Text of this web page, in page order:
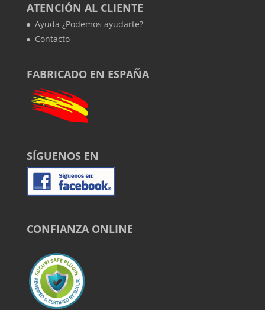
ATENCIÓN AL CLIENTE
Ayuda ¿Podemos ayudarte?
Contacto
FABRICADO EN ESPAÑA
SÍGUENOS EN
CONFIANZA ONLINE